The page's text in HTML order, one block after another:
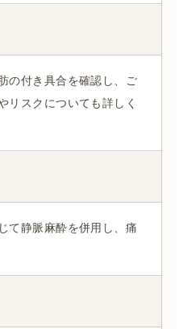
の付き具合を確認し、ご
リスクについても詳しく
て静脈麻酔を併用し、痛